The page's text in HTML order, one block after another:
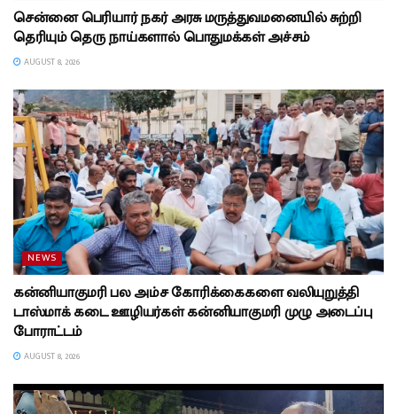
சென்னை பெரியார் நகர் அரசு மருத்துவமனையில் சுற்றி
தெரியும் தெரு நாய்களால் பொதுமக்கள் அச்சம்
AUGUST 8, 2026
NEWS
கன்னியாகுமரி பல அம்ச கோரிக்கைகளை வலியுறுத்தி
டாஸ்மாக் கடை ஊழியர்கள் கன்னியாகுமரி முழு அடைப்பு
போராட்டம்
AUGUST 8, 2026